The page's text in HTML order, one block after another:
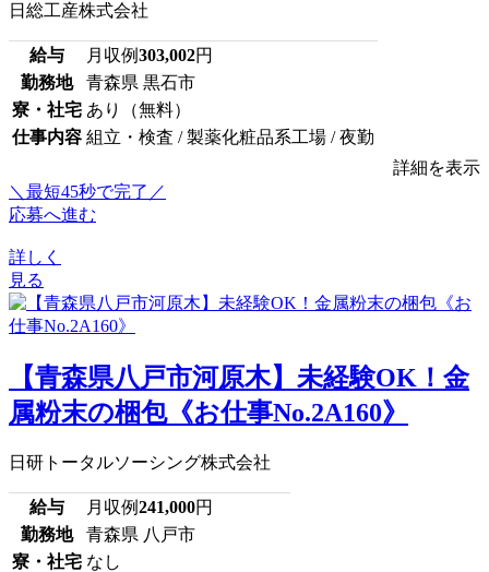
日総工産株式会社
給与 月収例303,002円
勤務地
青森県 黒石市
寮・社宅 あり（無料）
仕事内容 組立・検査 / 製薬化粧品系工場 / 夜勤
詳細を表示
＼最短45秒で完了／
応募へ進む
詳しく
見る
【青森県八戸市河原木】未経験OK！金
属粉末の梱包《お仕事No.2A160》
日研トータルソーシング株式会社
給与 月収例241,000円
勤務地
青森県 八戸市
寮・社宅 なし